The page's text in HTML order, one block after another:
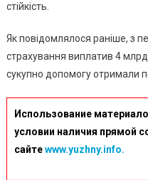
стійкість.
Як повідомлялося раніше, з
страхування виплатив 4
сукупно допомогу отримали
Использование
условии наличия прямой
сайтеwww.yuzhny.info.